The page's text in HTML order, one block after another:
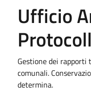
Ufficio
Gestione dei
comunali.
determina.